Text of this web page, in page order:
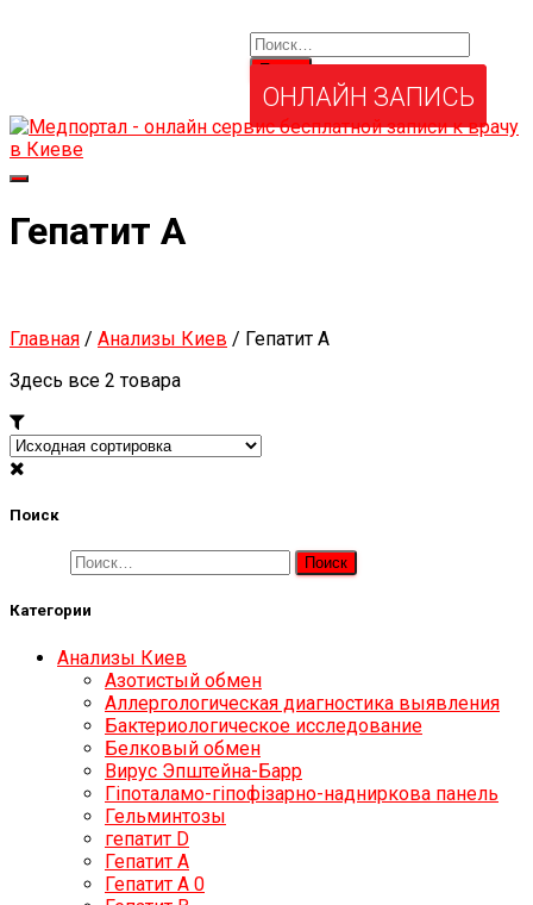
ОНЛАЙН ЗАПИСЬ
Переключить
Гепатит А
Главная / Анализы Киев / Гепатит А
Здесь все 2 товара
Поиск
Категории
Анализы Киев
Азотистый обмен
Аллергологическая диагностика выявления
Бактериологическое исследование
Белковый обмен
Вирус Эпштейна-Барр
Гіпоталамо-гіпофізарно-надниркова панель
Гельминтозы
гепатит D
Гепатит А
Гепатит А 0